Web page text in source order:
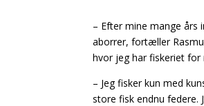
– Efter mine mange års
aborrer, fortæller
hvor jeg har fiskeriet for
– Jeg fisker kun med
store fisk endnu federe.